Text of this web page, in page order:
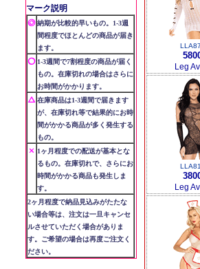
マーク説明
納期が比較的早いもの。1-3週
間程度でほとんどの商品が届き
ます。
1-3週間で7割程度の商品が届く
もの。在庫切れの場合はさらに
お時間がかかります。
在庫商品は1-3週間で届きます
が、在庫切れ等で結果的にお時
間がかかる商品が多く発生する
もの。
1ヶ月程度での配送が基本とな
るもの。在庫切れで、さらにお
時間がかかる商品も発生しま
す。
2ヶ月程度で納品見込みがたたな
い場合等は、注文は一旦キャンセ
ルさせていただく場合がありま
す。ご希望の場合は再度ご注文く
ださい。
Leg
Leg